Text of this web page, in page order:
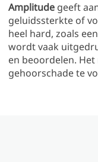
Amplitude geeft
geluidssterkte of
heel hard, zoals
wordt vaak
en beoordelen.
gehoorschade te